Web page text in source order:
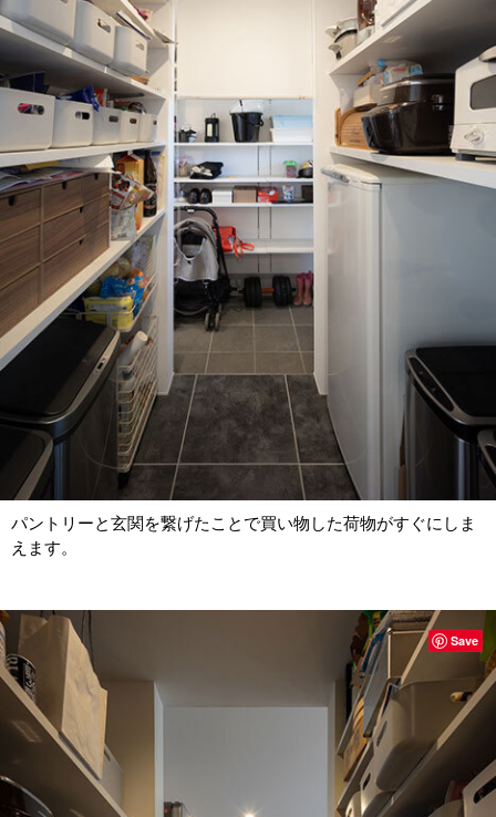
パントリーと玄関を繋げたことで買い物した荷物がすぐにしま
えます。
Save